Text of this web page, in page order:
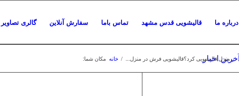
گالری تصاویر سفارش آنلاین تماس باما قالیشویی قدس مشهد درباره ما
اخبار مکان شما: خانه / در منزل قالیشویی کرد؟قالیشویی فرش در منزل...